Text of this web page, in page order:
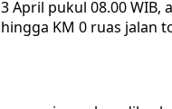
April pukul 08.00 WIB,
KM 0 ruas jalan